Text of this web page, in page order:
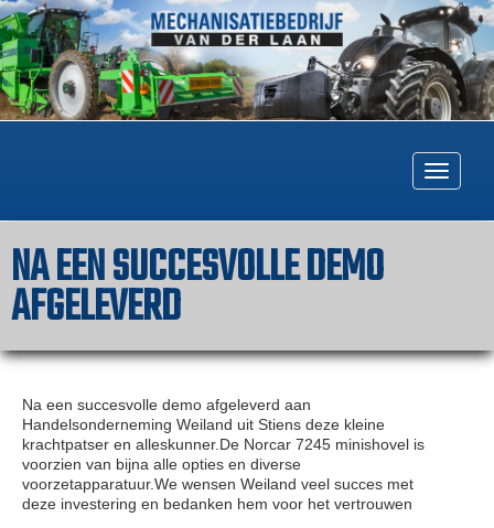
NA EEN SUCCESVOLLE DEMO
AFGELEVERD
Na een succesvolle demo afgeleverd aan
Handelsonderneming Weiland uit Stiens deze kleine
krachtpatser en alleskunner.De Norcar 7245 minishovel is
voorzien van bijna alle opties en diverse
voorzetapparatuur.We wensen Weiland veel succes met
deze investering en bedanken hem voor het vertrouwen